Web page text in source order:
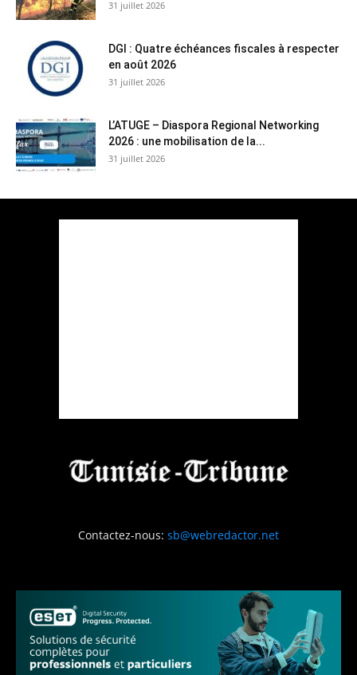
31 juillet 2026
DGI : Quatre échéances fiscales à respecter
en août 2026
31 juillet 2026
L’ATUGE – Diaspora Regional Networking
2026 : une mobilisation de la...
31 juillet 2026
Contactez-nous: sb@webredactor.net